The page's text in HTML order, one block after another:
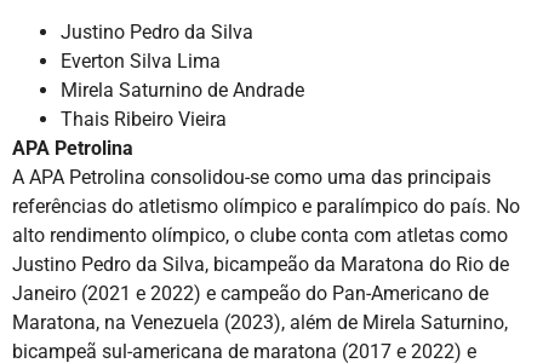
Justino Pedro da Silva
Everton Silva Lima
Mirela Saturnino de Andrade
Thais Ribeiro Vieira
APA Petrolina
A APA Petrolina consolidou-se como uma das principais
referências do atletismo olímpico e paralímpico do país. No
alto rendimento olímpico, o clube conta com atletas como
Justino Pedro da Silva, bicampeão da Maratona do Rio de
Janeiro (2021 e 2022) e campeão do Pan-Americano de
Maratona, na Venezuela (2023), além de Mirela Saturnino,
bicampeã sul-americana de maratona (2017 e 2022) e